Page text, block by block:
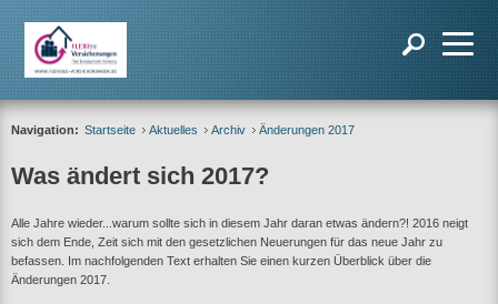
Navigation: Startseite Aktuelles Archiv Änderungen 2017
Was ändert sich 2017?
Alle Jahre wieder...warum sollte sich in diesem Jahr daran etwas ändern?! 2016 neigt
sich dem Ende, Zeit sich mit den gesetzlichen Neuerungen für das neue Jahr zu
befassen. Im nachfolgenden Text erhalten Sie einen kurzen Überblick über die
Änderungen 2017.